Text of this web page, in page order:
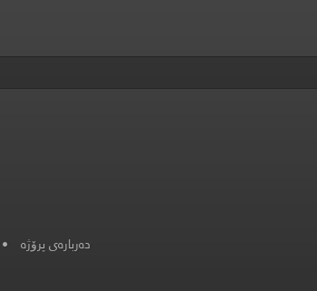
دەربارەی پرۆژە •